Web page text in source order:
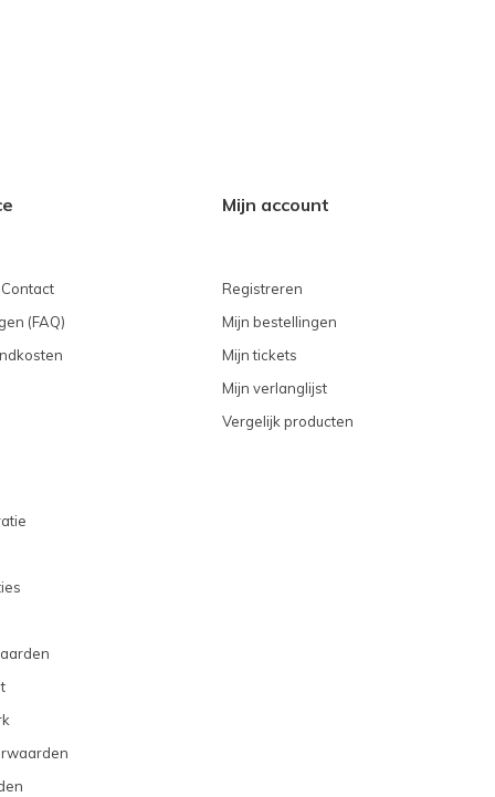
(FAQ)
Mijn account
Registreren
Mijn bestellingen
Mijn tickets
Mijn verlanglijst
Vergelijk producten